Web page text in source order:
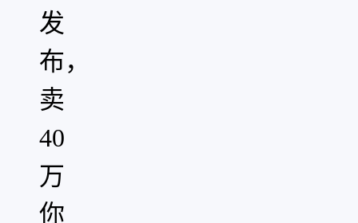
发
布，
卖
40
万
你